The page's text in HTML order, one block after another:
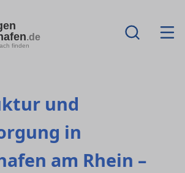
.de
finden
und
in
am Rhein –